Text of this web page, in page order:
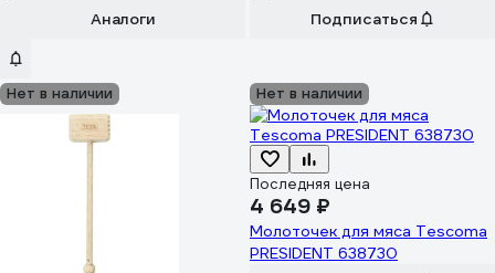
Аналоги Подписаться
Нет в наличии Нет в наличии
Последняя цена
4 649 ₽
Молоточек для мяса Tescoma
PRESIDENT 638730